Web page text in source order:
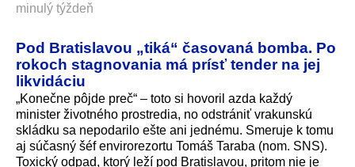
minulý týždeň
Pod Bratislavou „tiká“ časovaná bomba. Po
rokoch stagnovania má prísť tender na jej
likvidáciu
„Konečne pôjde preč“ – toto si hovoril azda každý
minister životného prostredia, no odstrániť vrakunskú
skládku sa nepodarilo ešte ani jednému. Smeruje k tomu
aj súčasný šéf envirorezortu Tomáš Taraba (nom. SNS).
Toxický odpad, ktorý leží pod Bratislavou, pritom nie je